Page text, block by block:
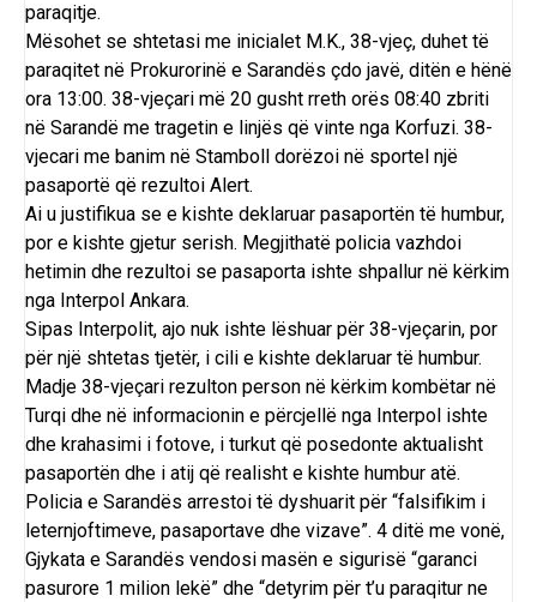
paraqitje.
Mësohet se shtetasi me inicialet M.K., 38-vjeç, duhet të
paraqitet në Prokurorinë e Sarandës çdo javë, ditën e hënë
ora 13:00. 38-vjeçari më 20 gusht rreth orës 08:40 zbriti
në Sarandë me tragetin e linjës që vinte nga Korfuzi. 38-
vjecari me banim në Stamboll dorëzoi në sportel një
pasaportë që rezultoi Alert.
Ai u justifikua se e kishte deklaruar pasaportën të humbur,
por e kishte gjetur serish. Megjithatë policia vazhdoi
hetimin dhe rezultoi se pasaporta ishte shpallur në kërkim
nga Interpol Ankara.
Sipas Interpolit, ajo nuk ishte lëshuar për 38-vjeçarin, por
për një shtetas tjetër, i cili e kishte deklaruar të humbur.
Madje 38-vjeçari rezulton person në kërkim kombëtar në
Turqi dhe në informacionin e përcjellë nga Interpol ishte
dhe krahasimi i fotove, i turkut që posedonte aktualisht
pasaportën dhe i atij që realisht e kishte humbur atë.
Policia e Sarandës arrestoi të dyshuarit për “falsifikim i
leternjoftimeve, pasaportave dhe vizave”. 4 ditë me vonë,
Gjykata e Sarandës vendosi masën e sigurisë “garanci
pasurore 1 milion lekë” dhe “detyrim për t’u paraqitur ne